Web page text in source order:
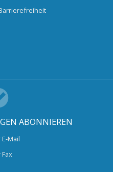
ABONNIEREN
Mail